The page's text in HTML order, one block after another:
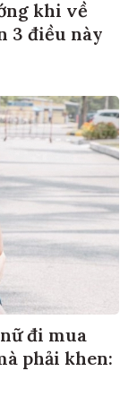
khi về
3 điều này
đi mua
phải khen: